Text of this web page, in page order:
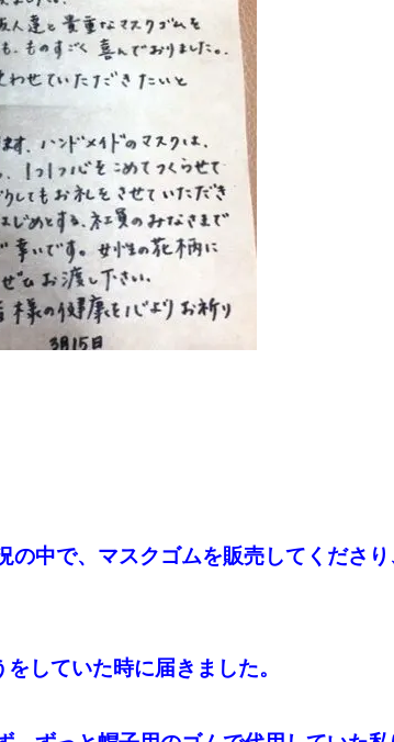
の中で、マスクゴムを販売してくださ
していた時に届きました。